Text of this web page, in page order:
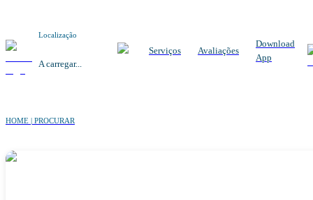
Localização
A carregar...
Serviços Avaliações
Download
App
HOME | PROCURAR